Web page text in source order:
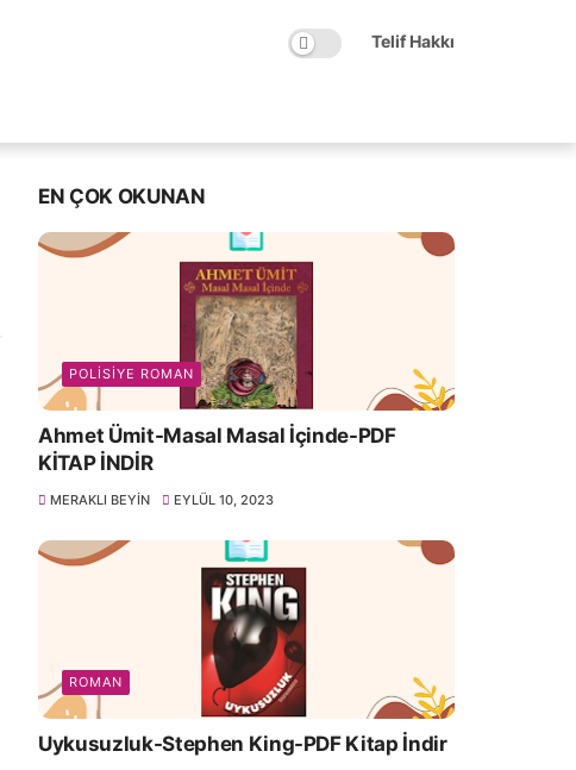
Telif Hakkı
EN ÇOK OKUNAN
POLISIYE ROMAN
Ahmet Ümit-Masal Masal İçinde-PDF
KİTAP İNDİR
MERAKLI BEYIN EYLÜL 10, 2023
ROMAN
Uykusuzluk-Stephen King-PDF Kitap İndir